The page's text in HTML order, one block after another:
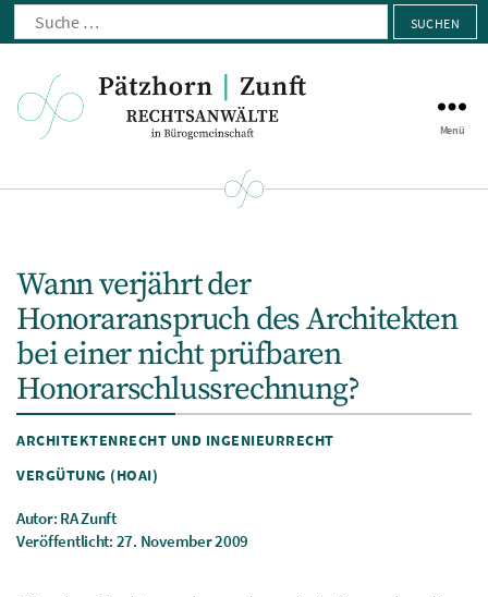
Suche
Zunft
Menü
Wann verjährt der
Honoraranspruch des Architekten
bei einer nicht prüfbaren
Honorarschlussrechnung?
ARCHITEKTENRECHT UND INGENIEURRECHT
VERGÜTUNG (HOAI)
Autor: RA Zunft
Veröffentlicht: 27. November 2009